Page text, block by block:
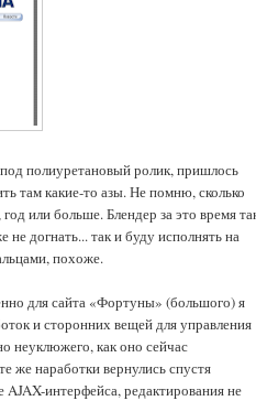
полиуретановый ролик, пришлось
там какие-то азы. Не помню, сколько
или больше. Блендер за это время
догнать... так и буду исполнять на
похоже.
для сайта «Фортуны» (большого) я
и сторонних вещей для управления
неуклюжего, как оно сейчас
же наработки вернулись спустя
AJAX-интерфейса, редактирования не